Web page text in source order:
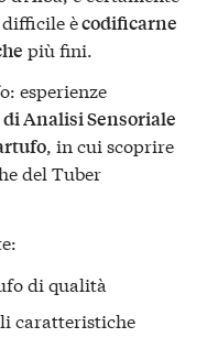
ècodificarne
più fini.
esperienze
Analisi Sensoriale
, in cui scoprire
del Tuber
di qualità
caratteristiche